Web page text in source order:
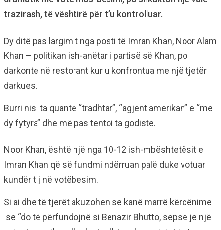
trazirash, të vështirë për t’u kontrolluar.
Dy ditë pas largimit nga posti të Imran Khan, Noor Alam
Khan – politikan ish-anëtar i partisë së Khan, po
darkonte në restorant kur u konfrontua me një tjetër
darkues.
Burri nisi ta quante “tradhtar”, “agjent amerikan” e “me
dy fytyra” dhe më pas tentoi ta godiste.
Noor Khan, është një nga 10-12 ish-mbështetësit e
Imran Khan që së fundmi ndërruan palë duke votuar
kundër tij në votëbesim.
Si ai dhe të tjerët akuzohen se kanë marrë kërcënime
se “do të përfundojnë si Benazir Bhutto, sepse je një